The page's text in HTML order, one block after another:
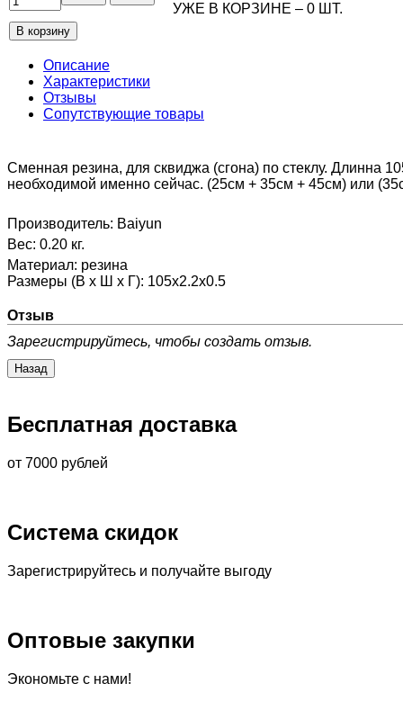
УЖЕ В КОРЗИНЕ – 0 ШТ.
Описание
Характеристики
Отзывы
Сопутствующие товары
Сменная резина, для сквиджа (сгона) по стеклу. Длинна
необходимой именно сейчас. (25см + 35см + 45см) или
Производитель: Baiyun
Вес: 0.20 кг.
Материал: резина
Размеры (В х Ш х Г): 105х2.2х0.5
Отзыв
Зарегистрируйтесь, чтобы создать отзыв.
Бесплатная доставка
от 7000 рублей
Система скидок
Зарегистрируйтесь и получайте выгоду
Оптовые закупки
Экономьте с нами!